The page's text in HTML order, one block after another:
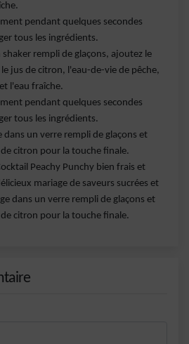
pendant quelques secondes
tous les ingrédients.
shaker rempli de glaçons, ajoutez le
jus de citron, l'eau-de-vie de pêche,
l'eau fraîche.
pendant quelques secondes
tous les ingrédients.
dans un verre rempli de glaçons et
citron pour la touche finale.
Peachy Punchy bien frais et
mariage de saveurs sucrées et
dans un verre rempli de glaçons et
citron pour la touche finale.